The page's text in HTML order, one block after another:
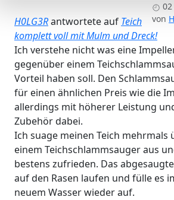
von
H0LG3Rantwortete auf Teich
komplett voll mit Mulm und Dreck!
Ich verstehe nicht was eine
gegenüber einem
Vorteil haben soll. Den
für einen ähnlichen Preis wie die
allerdings mit höherer Leistung
Zubehör dabei.
Ich suage meinen Teich mehrmals
einem Teichschlammsauger aus
bestens zufrieden. Das
auf den Rasen laufen und fülle es
neuem Wasser wieder auf.